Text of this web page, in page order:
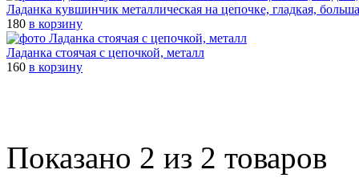
Ладанка кувшинчик металлическая на цепочке, гладкая,
180 в корзину
Ладанка стоячая с цепочкой, металл
160 в корзину
Показано 2 из 2 товаров